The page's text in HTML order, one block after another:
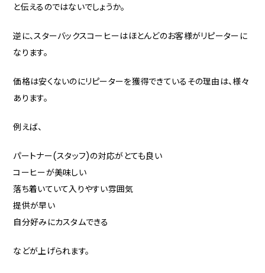
と伝えるのではないでしょうか。
逆に、スターバックスコーヒーはほとんどのお客様がリピーターに
なります。
価格は安くないのにリピーターを獲得できているその理由は、様々
あります。
例えば、
パートナー(スタッフ)の対応がとても良い
コーヒーが美味しい
落ち着いていて入りやすい雰囲気
提供が早い
自分好みにカスタムできる
などが上げられます。